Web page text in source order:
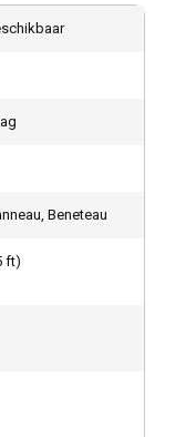
Beneteau
ft)